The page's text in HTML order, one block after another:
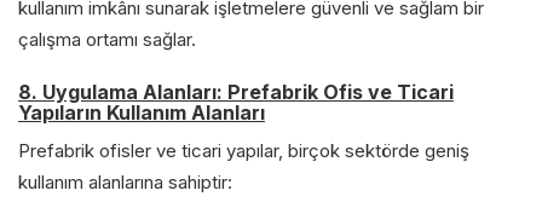
kullanım imkânı sunarak işletmelere güvenli ve sağlam bir
çalışma ortamı sağlar.
8. Uygulama Alanları: Prefabrik Ofis ve Ticari
Yapıların Kullanım Alanları
Prefabrik ofisler ve ticari yapılar, birçok sektörde geniş
kullanım alanlarına sahiptir: